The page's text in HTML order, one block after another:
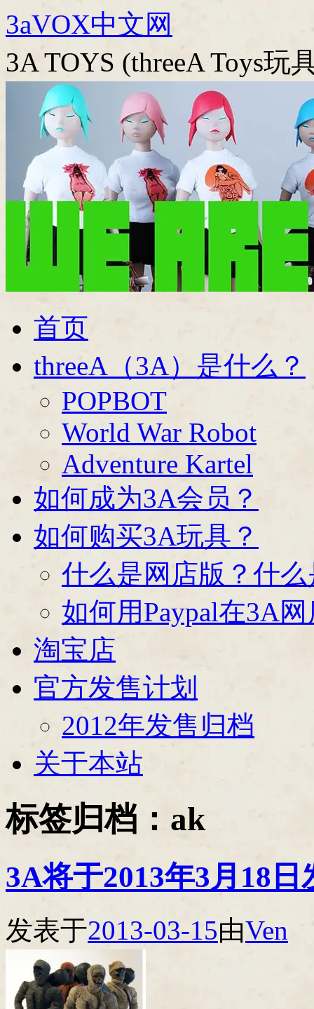
至
正
文
3aVOX中文网
3A TOYS (threeA Toys玩
首页
threeA（3A）是什么？
POPBOT
World War Robot
Adventure Kartel
如何成为3A会员？
如何购买3A玩具？
什么是网店版？什
如何用Paypal在3A
淘宝店
官方发售计划
2012年发售归档
关于本站
标签归档： ak
3A将于2013年3月18
发表于2013-03-15由Ven